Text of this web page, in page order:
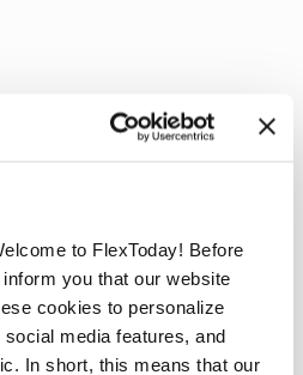
to FlexToday! Before
you that our website
cookies to personalize
media features, and
In short, this means that our
social media.